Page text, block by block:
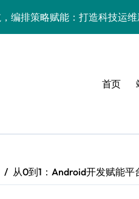
构建多媒体系统超高效服务器
：系统级容器部署与编排架构
统优化：科技驱动下的高效编
智能编排：解锁高可用服务器
擎：驱动前端服务集群智能运
首页
从0到1：Android开发赋能平